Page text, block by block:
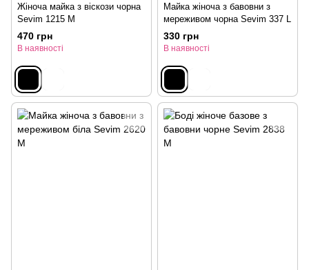
Жіноча майка з віскози чорна
Sevim 1215 M
470 грн
В наявності
Майка жіноча з бавовни з
мереживом чорна Sevim 337 L
330 грн
В наявності